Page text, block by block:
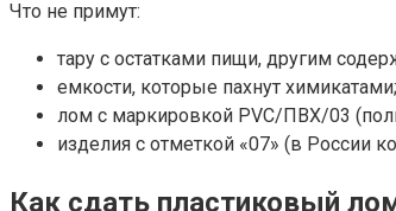
Что не примут:
тару с остатками пищи, другим
емкости, которые пахнут химикатами;
лом с маркировкой PVC/ПВХ/03
изделия с отметкой «07» (в России
Как сдать пластиковый